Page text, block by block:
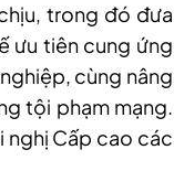
trong đó đưa
ưu tiên cung ứng
cùng nâng
tội phạm mạng.
nghị Cấp cao các